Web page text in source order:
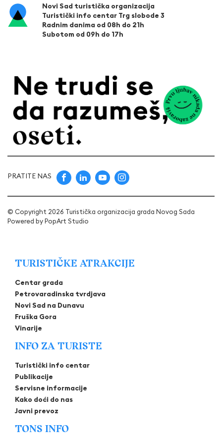
Novi Sad turistička organizacija
Turistički info centar Trg slobode 3
Radnim danima od 08h do 21h
Subotom od 09h do 17h
PRATITE NAS
© Copyright 2026 Turistička organizacija grada Novog Sada
Powered byPopArt Studio
TURISTIČKE ATRAKCIJE
Centar grada
Petrovaradinska tvrdjava
Novi Sad na Dunavu
Fruška Gora
Vinarije
INFO ZA TURISTE
Turistički info centar
Publikacije
Servisne informacije
Kako doći do nas
Javni prevoz
TONS INFO